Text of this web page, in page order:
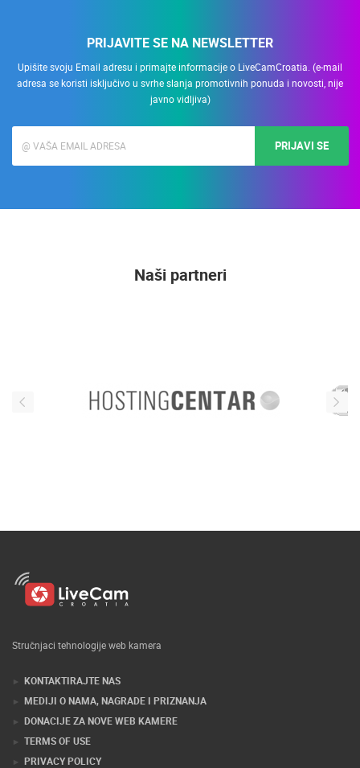
PRIJAVITE SE NA NEWSLETTER
Upišite svoju Email adresu i primajte informacije o LiveCamCroatia. (e-mail
adresa se koristi isključivo u svrhe slanja promotivnih ponuda i novosti, nije
javno vidljiva)
PRIJAVI SE
Naši partneri
Stručnjaci tehnologije web kamera
KONTAKTIRAJTE NAS
MEDIJI O NAMA, NAGRADE I PRIZNANJA
DONACIJE ZA NOVE WEB KAMERE
TERMS OF USE
PRIVACY POLICY